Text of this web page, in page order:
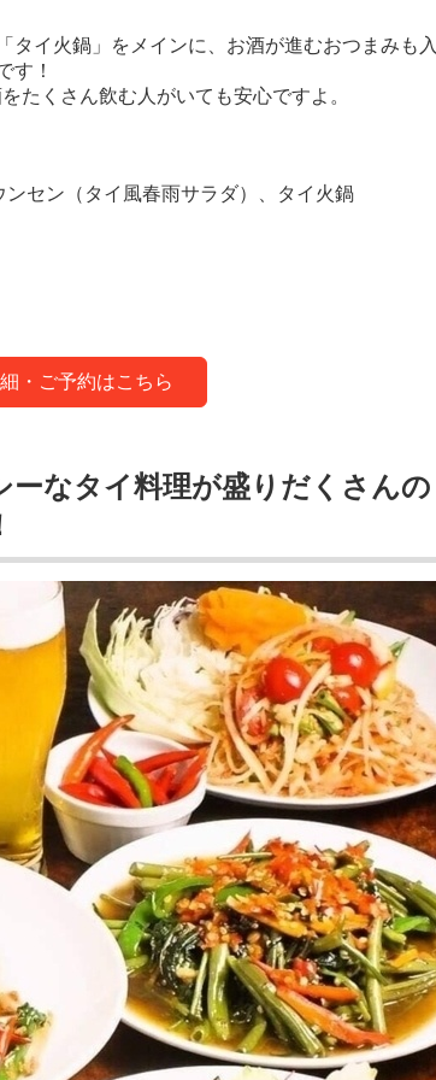
タイ火鍋」をメインに、お酒が進むおつまみも入
す！
たくさん飲む人がいても安心ですよ。
セン（タイ風春雨サラダ）、タイ火鍋
・ご予約はこちら
なタイ料理が盛りだくさんの